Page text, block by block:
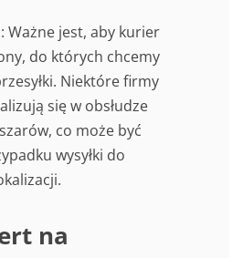
: Ważne jest, aby kurier
do których chcemy
Niektóre firmy
się w obsłudze
co może być
wysyłki do
na